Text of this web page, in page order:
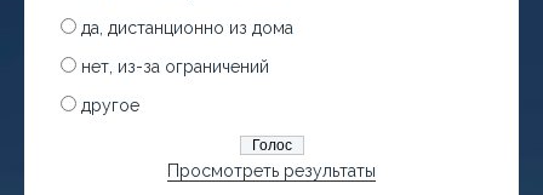
да, дистанционно из дома
нет, из-за ограничений
другое
Просмотреть результаты